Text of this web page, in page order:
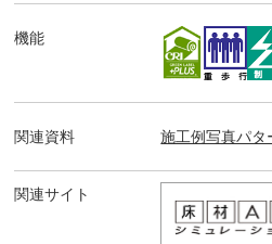
機能
関連資料 施工例写真パ
関連サイト